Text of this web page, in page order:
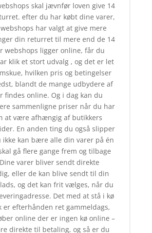
skal jævnfør loven give 14
efter du har købt dine varer,
har valgt at give mere
din returret til mere end de 14
webshops ligger online, får du
klik et stort udvalg , og det er let
hvilken pris og betingelser
blandt de mange udbydere af
findes online. Og i dag kan du
sammenligne priser når du har
at være afhængig af butikkers
En anden ting du også slipper
ikke kan bære alle din varer på én
gå flere gange frem og tilbage
varer bliver sendt direkte
eller de kan blive sendt til din
og det kan frit vælges, når du
Det med at stå i kø
er efterhånden ret gammeldags,
online der er ingen kø online –
direkte til betaling, og så er du